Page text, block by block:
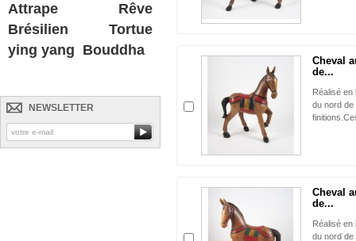
Attrape Rêve
Brésilien
Tortue
ying yang Bouddha
NEWSLETTER
Cheval
de...
Réalisé
du nord de
Cheval
de...
Réalisé
du nord de